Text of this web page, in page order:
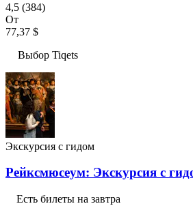
4,5 (384)
От
77,37 $
Выбор Tiqets
Экскурсия с гидом
Рейксмюсеум: Экскурсия с
Есть билеты на завтра